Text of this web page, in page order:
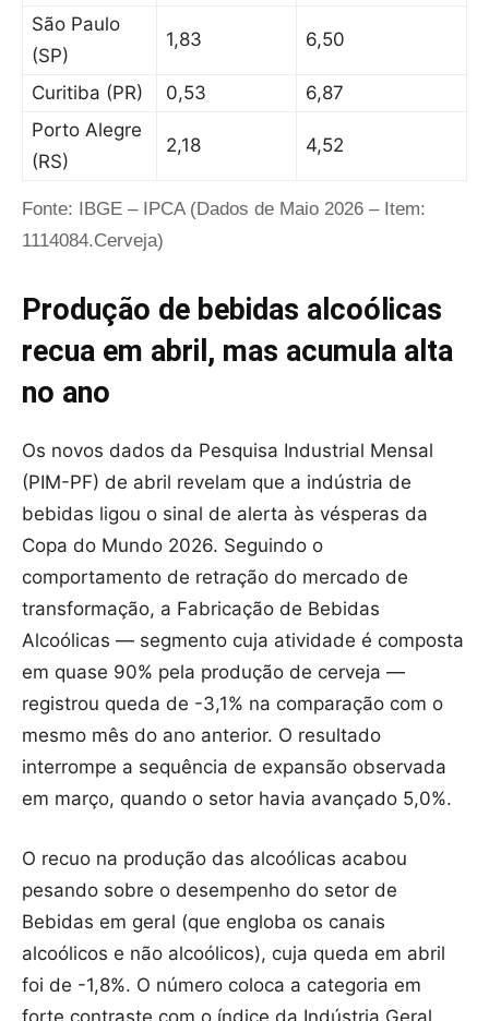
São Paulo
(SP)
1,83 6,50
Curitiba (PR) 0,53
6,87
Porto Alegre
(RS)
2,18 4,52
Fonte: IBGE – IPCA (Dados de Maio 2026 – Item:
1114084.Cerveja)
Produção de bebidas alcoólicas
recua em abril, mas acumula alta
no ano
Os novos dados da Pesquisa Industrial Mensal
(PIM-PF) de abril revelam que a indústria de
bebidas ligou o sinal de alerta às vésperas da
Copa do Mundo 2026. Seguindo o
comportamento de retração do mercado de
transformação, a Fabricação de Bebidas
Alcoólicas — segmento cuja atividade é composta
em quase 90% pela produção de cerveja —
registrou queda de -3,1% na comparação com o
mesmo mês do ano anterior. O resultado
interrompe a sequência de expansão observada
em março, quando o setor havia avançado 5,0%.
O recuo na produção das alcoólicas acabou
pesando sobre o desempenho do setor de
Bebidas em geral (que engloba os canais
alcoólicos e não alcoólicos), cuja queda em abril
foi de -1,8%. O número coloca a categoria em